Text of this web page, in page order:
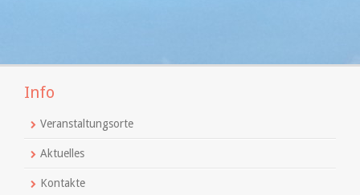
Info
Veranstaltungsorte
Aktuelles
Kontakte